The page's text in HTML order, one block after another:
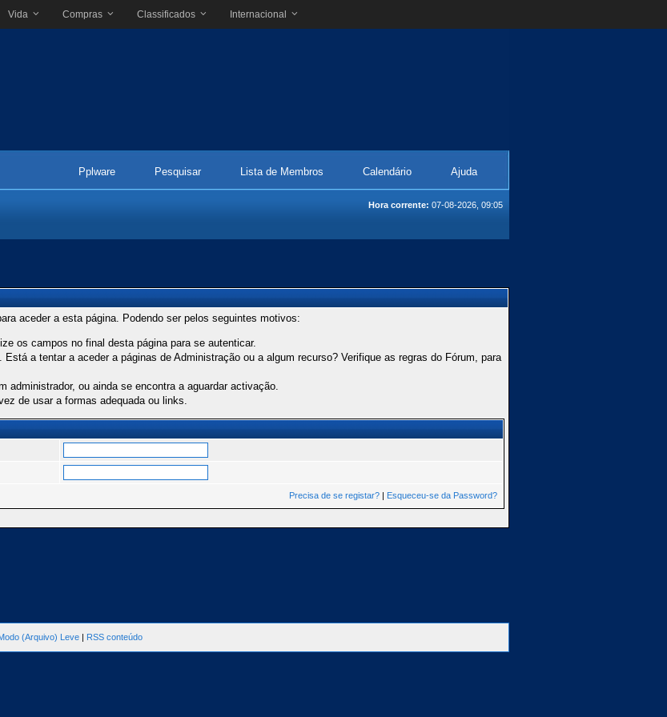
Vida Compras Classificados Internacional
Pplware Pesquisar Lista de Membros Calendário Ajuda
Hora corrente: 07-08-2026, 09:05
aceder a esta página. Podendo ser pelos seguintes motivos:
os campos no final desta página para se autenticar.
a tentar a aceder a páginas de Administração ou a algum recurso? Verifique as regras do Fórum, para
administrador, ou ainda se encontra a aguardar activação.
de usar a formas adequada ou links.
Precisa de se registar? | Esqueceu-se da Password?
(Arquivo) Leve | RSS conteúdo